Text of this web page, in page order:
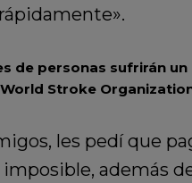
de personas sufrirán
World Stroke
les pedí que
además